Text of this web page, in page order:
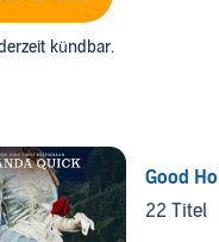
kündbar.
Good
22 Titel